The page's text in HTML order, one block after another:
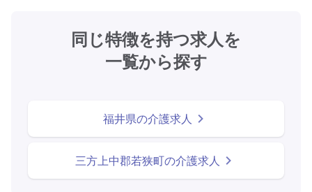
同じ特徴を持つ求人を
一覧から探す
福井県の介護求人
三方上中郡若狭町の介護求人